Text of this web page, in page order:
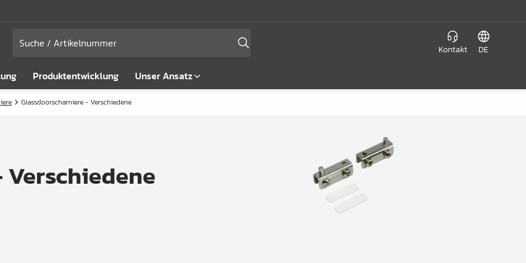
Kontakt DE
Produktentwicklung Unser Ansatz
Glassdoorscharniere - Verschiedene